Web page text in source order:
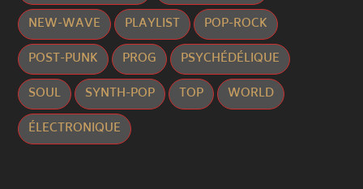
NEW-WAVE
PLAYLIST
POP-ROCK
POST-PUNK
PROG
PSYCHÉDÉLIQUE
SOUL
SYNTH-POP TOP
WORLD
ÉLECTRONIQUE